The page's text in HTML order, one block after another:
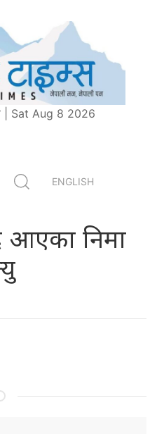
| Sat Aug 8 2026
ENGLISH
आएका निमा